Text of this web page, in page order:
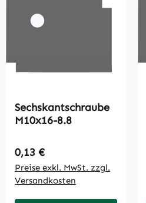
Sechskantschraube
M10x16-8.8
Regulärer Preis:
0,13 €
Preise exkl. MwSt. zzgl.
Versandkosten